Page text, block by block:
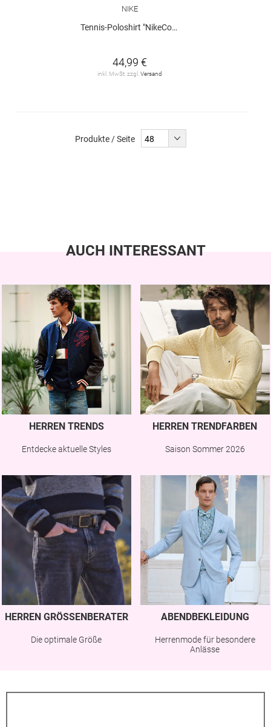
NIKE
Tennis-Poloshirt "NikeCourt Dri-FIT"
44,99 €
inkl. MwSt. zzgl. Versand
Produkte / Seite
AUCH INTERESSANT
HERREN TRENDS
Entdecke aktuelle Styles
HERREN TRENDFARBEN
Saison Sommer 2026
HERREN GRÖSSENBERATER
Die optimale Größe
ABENDBEKLEIDUNG
Herrenmode für besondere
Anlässe